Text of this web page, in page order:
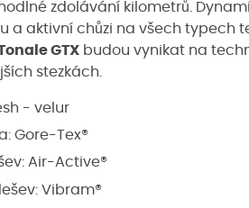
zdolávání kilometrů.
a aktivní chůzi na všech typech
GTX budou vynikat na
stezkách.
- velur
Gore-Tex®
Air-Active®
Vibram®